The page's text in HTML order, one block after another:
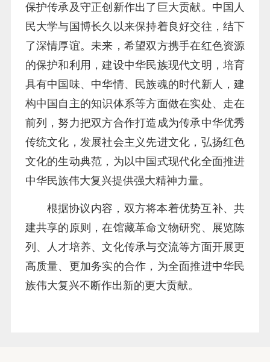
保护传承及守正创新作出了巨大贡献。中国人
民大学与国博长久以来保持着良好交往，结下
了深情厚谊。未来，希望双方携手在红色资源
的保护和利用，建设中华民族现代文明，培育
具有中国味、中华情、民族魂的时代新人，建
构中国自主的知识体系等方面做在实处、走在
前列，努力把双方合作打造成为传承中华优秀
传统文化，发展社会主义先进文化，弘扬红色
文化的生动典范，为以中国式现代化全面推进
中华民族伟大复兴提供强大精神力量。
根据协议内容，双方将本着优势互补、共
建共享的原则，在馆藏革命文物研究、展览陈
列、人才培养、文化传承与交流等方面开展更
高质量、更加务实的合作，为全面推进中华民
族伟大复兴不断作出新的更大贡献。